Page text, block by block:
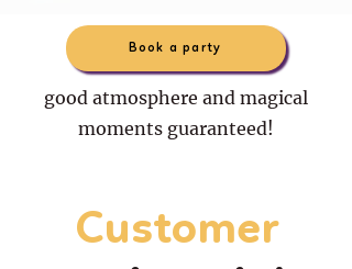
Book a party
good atmosphere and magical
moments guaranteed!
Customer